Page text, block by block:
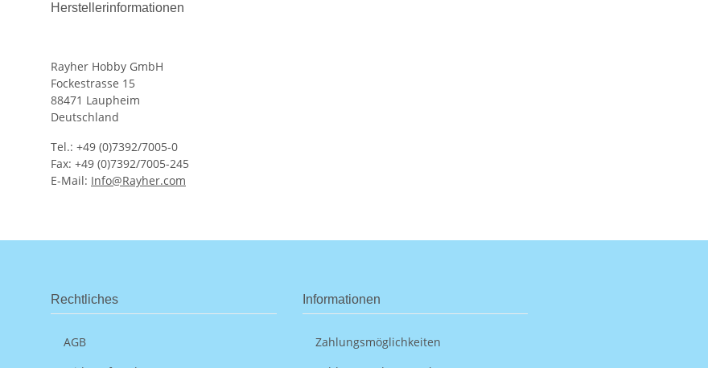
Herstellerinformationen
Rayher Hobby GmbH
Fockestrasse 15
88471 Laupheim
Deutschland
Tel.: +49 (0)7392/7005-0
Fax: +49 (0)7392/7005-245
E-Mail: Info@Rayher.com
Rechtliches
AGB
Informationen
Zahlungsmöglichkeiten